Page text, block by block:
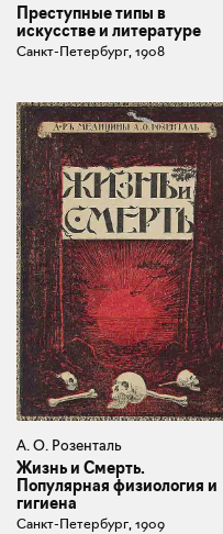
Преступные типы в
искусстве и литературе
Санкт-Петербург, 1908
А. О. Розенталь
Жизнь и Смерть.
Популярная физиология и
гигиена
Санкт-Петербург, 1909